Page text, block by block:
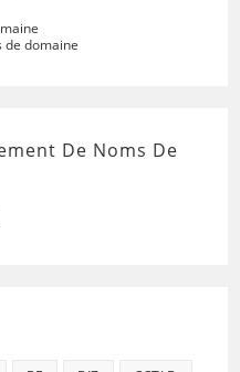
de domaine
De Noms De